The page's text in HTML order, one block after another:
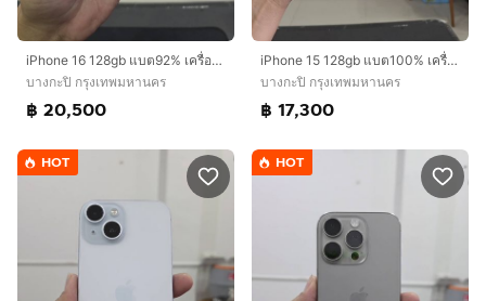
iPhone 16 128gb แบต92% เครื่องศูนย์ไทยเดิมๆ
บางกะปิ กรุงเทพมหานคร
฿ 20,500
iPhone 15 128gb แบต100% เครื่องศูนย์ไทย
บางกะปิ กรุงเทพมหานคร
฿ 17,300
HOT HOT